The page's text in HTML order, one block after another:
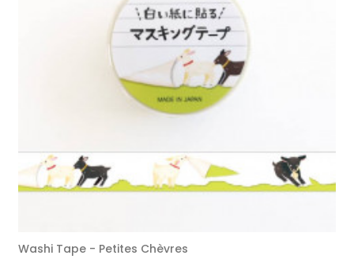
Washi Tape - Petites Chèvres